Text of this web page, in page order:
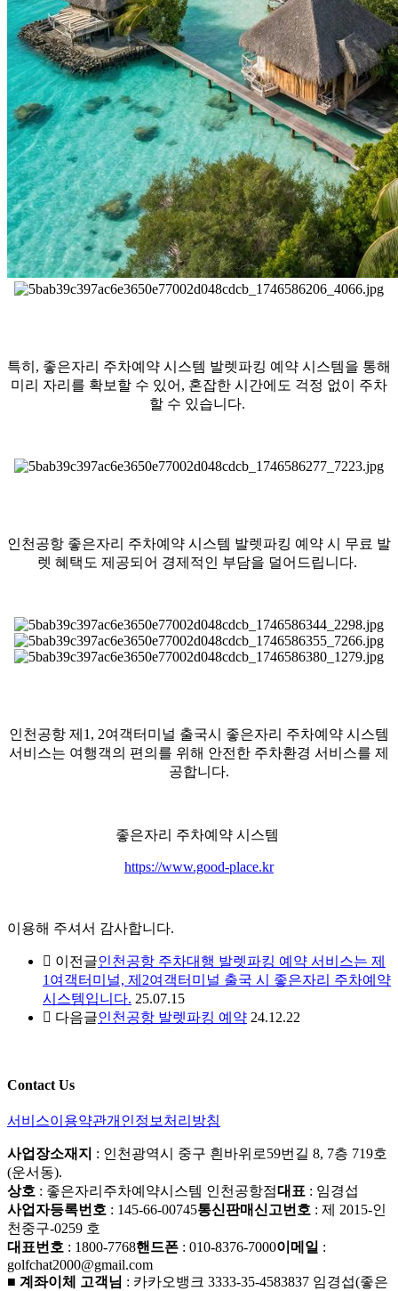
특히, 좋은자리 주차예약 시스템 발렛파킹 예약 시스템을 통해
미리 자리를 확보할 수 있어, 혼잡한 시간에도 걱정 없이 주차
할 수 있습니다.
인천공항 좋은자리 주차예약 시스템 발렛파킹 예약 시 무료 발
렛 혜택도 제공되어 경제적인 부담을 덜어드립니다.
인천공항 제1, 2여객터미널 출국시 좋은자리 주차예약 시스템
서비스는 여행객의 편의를 위해 안전한 주차환경 서비스를 제
공합니다.
좋은자리 주차예약 시스템
https://www.good-place.kr
이용해 주셔서 감사합니다.
이전글인천공항 주차대행 발렛파킹 예약 서비스는 제
1여객터미널, 제2여객터미널 출국 시 좋은자리 주차예약
시스템입니다. 25.07.15
다음글인천공항 발렛파킹 예약 24.12.22
Contact Us
서비스이용약관개인정보처리방침
사업장소재지 : 인천광역시 중구 흰바위로59번길 8, 7층 719호
(운서동).
상호 : 좋은자리주차예약시스템 인천공항점대표 : 임경섭
사업자등록번호 : 145-66-00745통신판매신고번호 : 제 2015-인
천중구-0259 호
대표번호 : 1800-7768핸드폰 : 010-8376-7000이메일 :
golfchat2000@gmail.com
■ 계좌이체 고객님 : 카카오뱅크 3333-35-4583837 임경섭(좋은